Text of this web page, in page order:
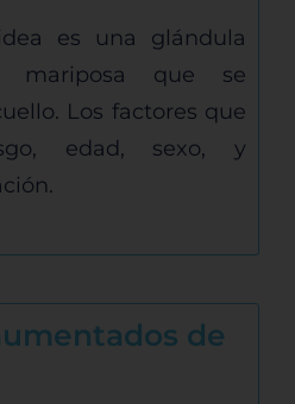
es una glándula
que se
Los factores que
edad, sexo, y
de